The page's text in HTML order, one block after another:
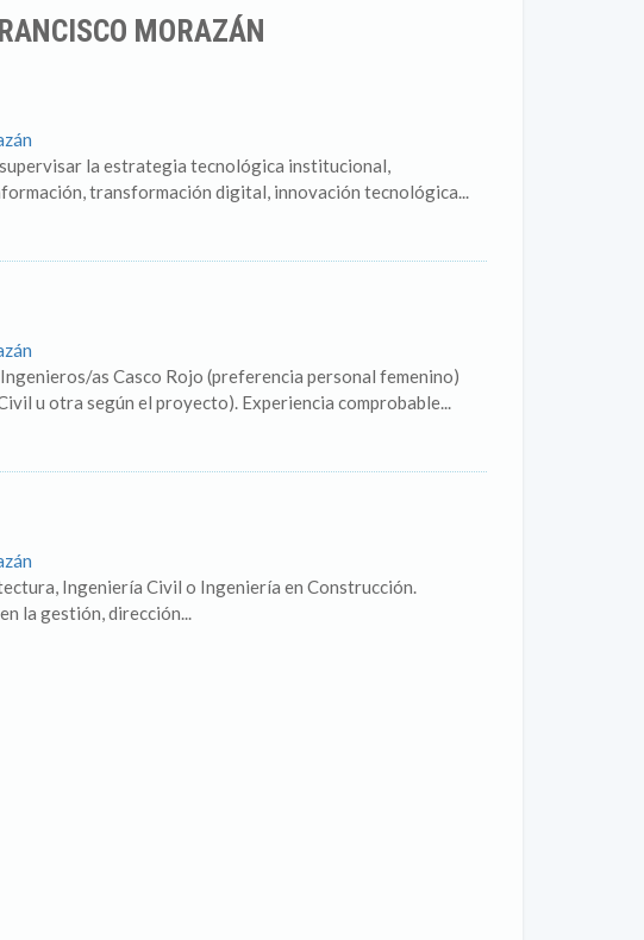
MORAZÁN
la estrategia tecnológica institucional,
transformación digital, innovación tecnológica...
as Casco Rojo (preferencia personal femenino)
u otra según el proyecto). Experiencia comprobable...
Ingeniería Civil o Ingeniería en Construcción.
la gestión, dirección...